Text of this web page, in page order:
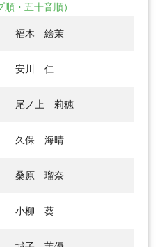
・五十音順）
福木 絵茉
安川 仁
尾ノ上 莉穂
久保 海晴
桑原 瑠奈
小柳 葵